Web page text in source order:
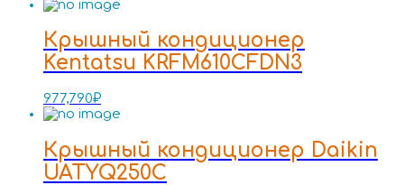
Крышный кондиционер
Kentatsu KRFM610CFDN3
977,790₽
Крышный кондиционер Daikin
UATYQ250C